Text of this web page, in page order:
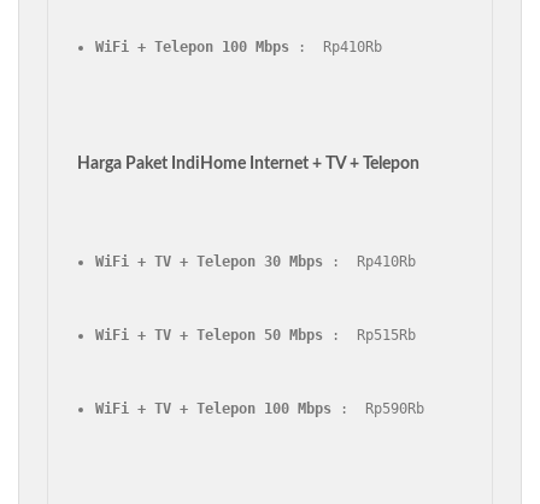
WiFi + Telepon 100 Mbps :  Rp410Rb
Harga Paket IndiHome Internet + TV + Telepon
WiFi + TV + Telepon 30 Mbps :  Rp410Rb
WiFi + TV + Telepon 50 Mbps :  Rp515Rb
WiFi + TV + Telepon 100 Mbps :  Rp590Rb